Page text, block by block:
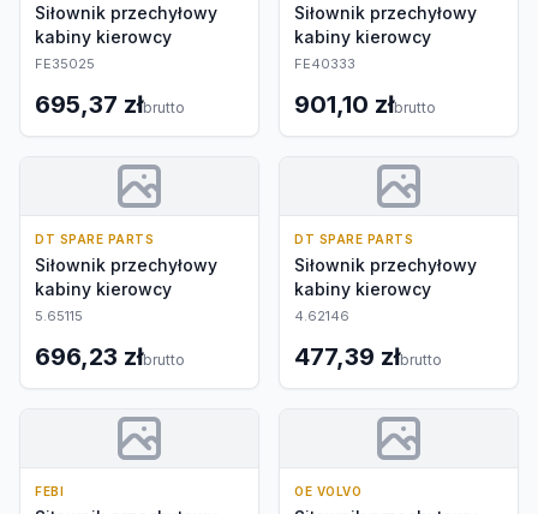
Siłownik przechyłowy
kabiny kierowcy
FE35025
695,37 złbrutto
Siłownik przechyłowy
kabiny kierowcy
FE40333
901,10 złbrutto
DT SPARE PARTS
Siłownik przechyłowy
kabiny kierowcy
5.65115
696,23 złbrutto
DT SPARE PARTS
Siłownik przechyłowy
kabiny kierowcy
4.62146
477,39 złbrutto
FEBI OE VOLVO